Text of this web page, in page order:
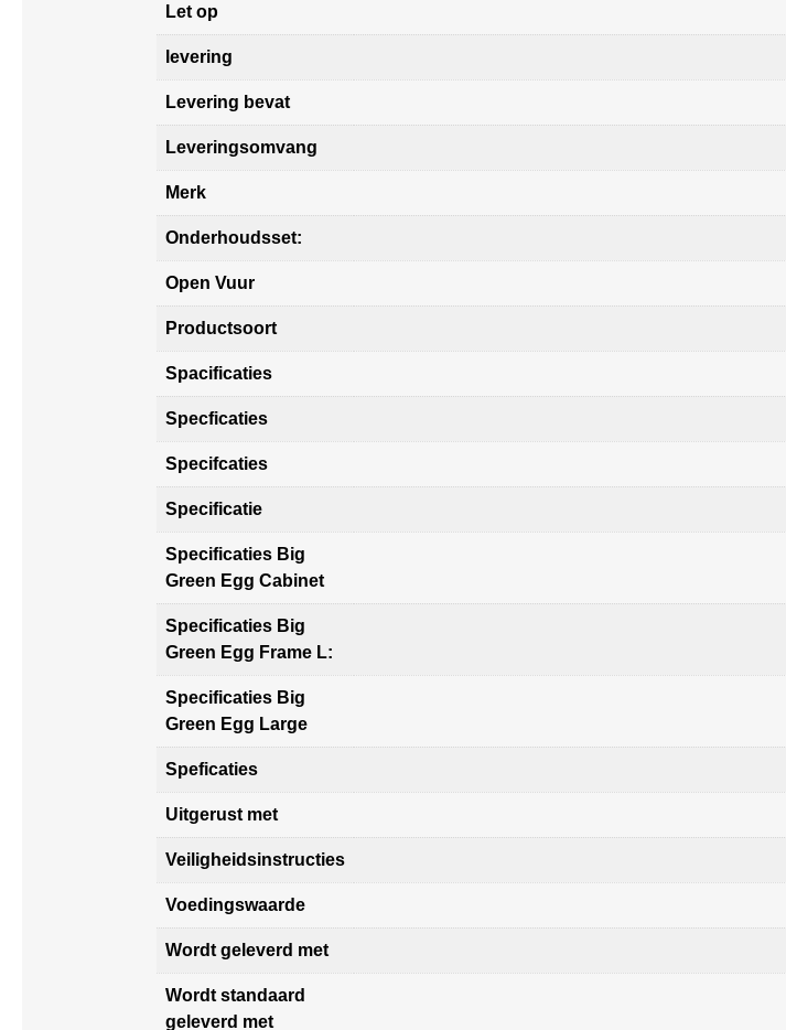
Let op
levering
Levering bevat
Leveringsomvang
Merk
Onderhoudsset:
Open Vuur
Productsoort
Spacificaties
Specficaties
Specifcaties
Specificatie
Specificaties Big
Green Egg Cabinet
Specificaties Big
Green Egg Frame L:
Specificaties Big
Green Egg Large
Speficaties
Uitgerust met
Veiligheidsinstructies
Voedingswaarde
Wordt geleverd met
Wordt standaard
geleverd met